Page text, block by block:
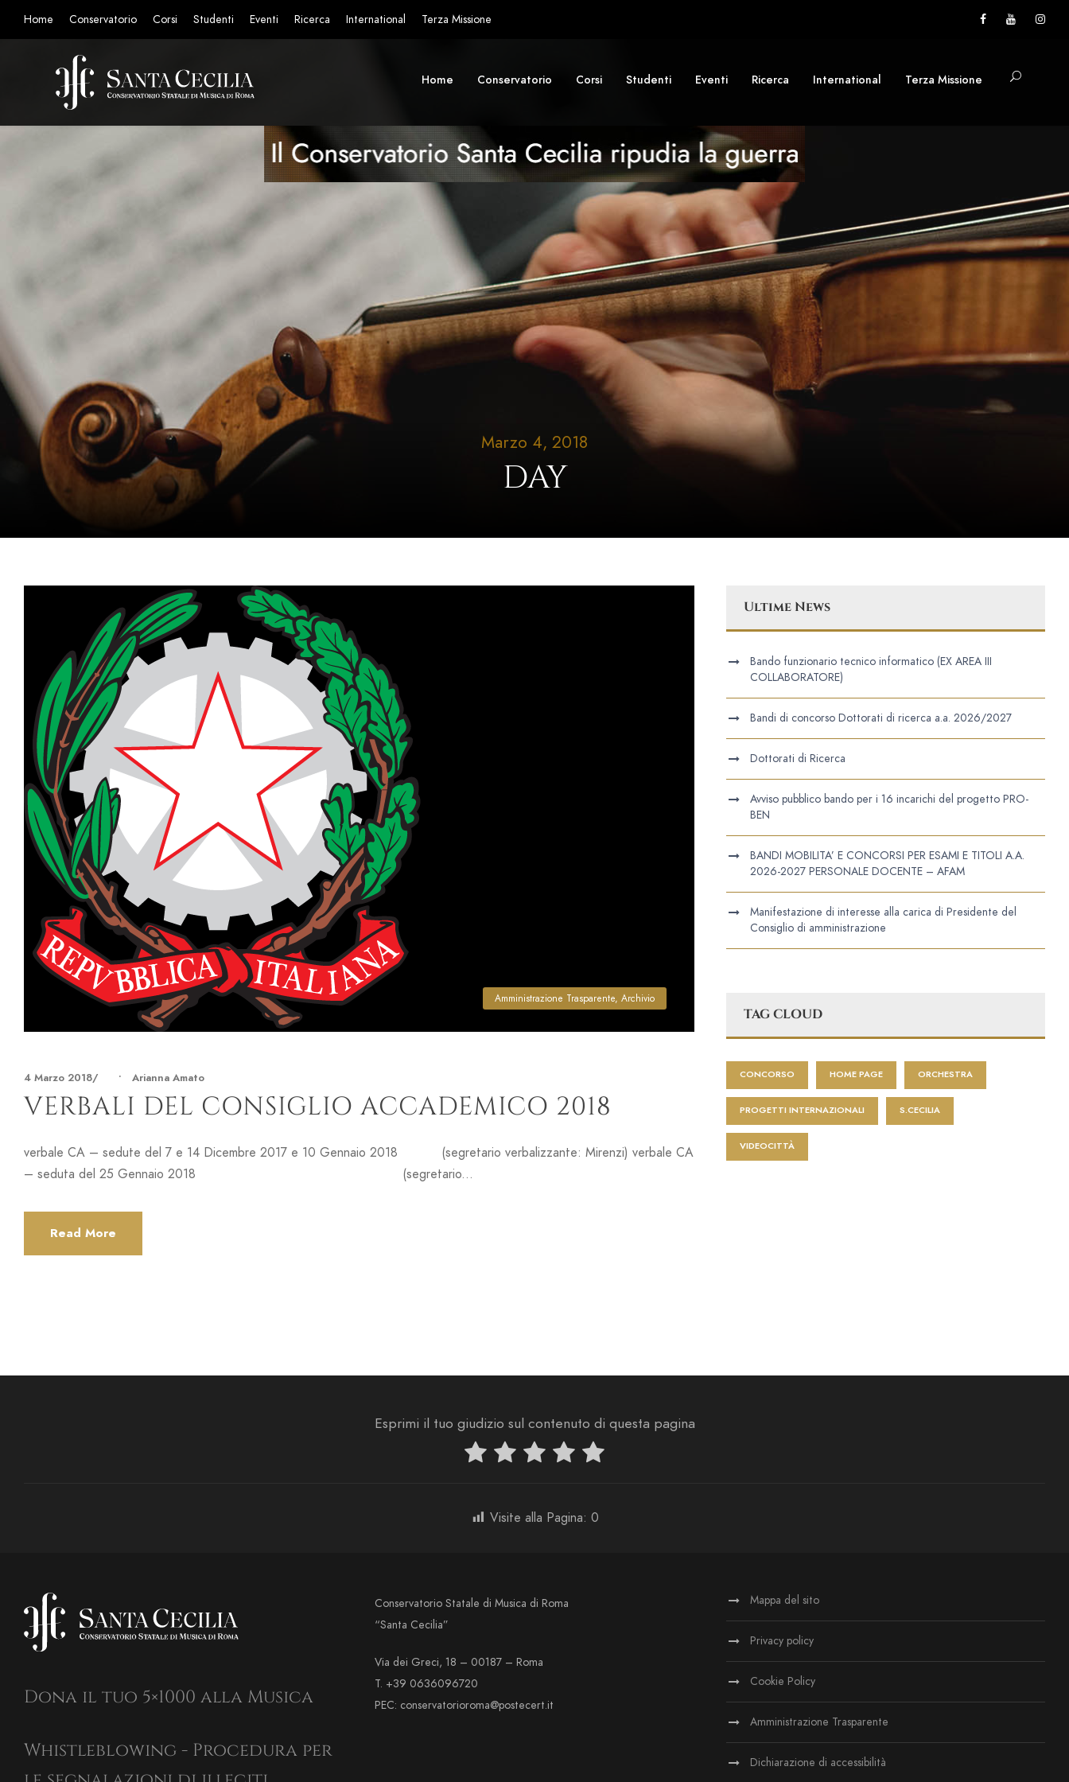
Home Conservatorio Corsi Studenti Eventi Ricerca International Terza Missione
Home Conservatorio Corsi Studenti Eventi Ricerca International Terza Missione
Marzo 4, 2018
DAY
Amministrazione Trasparente, Archivio
4 Marzo 2018 • Arianna Amato
VERBALI DEL CONSIGLIO ACCADEMICO 2018
verbale CA – sedute del 7 e 14 Dicembre 2017 e 10 Gennaio 2018 (segretario verbalizzante: Mirenzi) verbale CA
– seduta del 25 Gennaio 2018 (segretario...
Read More
Ultime News
Bando funzionario tecnico informatico (EX AREA III
COLLABORATORE)
Bandi di concorso Dottorati di ricerca a.a. 2026/2027
Dottorati di Ricerca
Avviso pubblico bando per i 16 incarichi del progetto PRO-
BEN
BANDI MOBILITA’ E CONCORSI PER ESAMI E TITOLI A.A.
2026-2027 PERSONALE DOCENTE – AFAM
Manifestazione di interesse alla carica di Presidente del
Consiglio di amministrazione
TAG CLOUD
CONCORSO HOME PAGE ORCHESTRA
PROGETTI INTERNAZIONALI S.CECILIA
VIDEOCITTÀ
Esprimi il tuo giudizio sul contenuto di questa pagina
Visite alla Pagina: 0
Dona il tuo 5×1000 alla Musica
Whistleblowing - Procedura per
Conservatorio Statale di Musica di Roma
“Santa Cecilia”
Via dei Greci, 18 – 00187 – Roma
T. +39 0636096720
PEC: conservatorioroma@postecert.it
Mappa del sito
Privacy policy
Cookie Policy
Amministrazione Trasparente
Dichiarazione di accessibilità